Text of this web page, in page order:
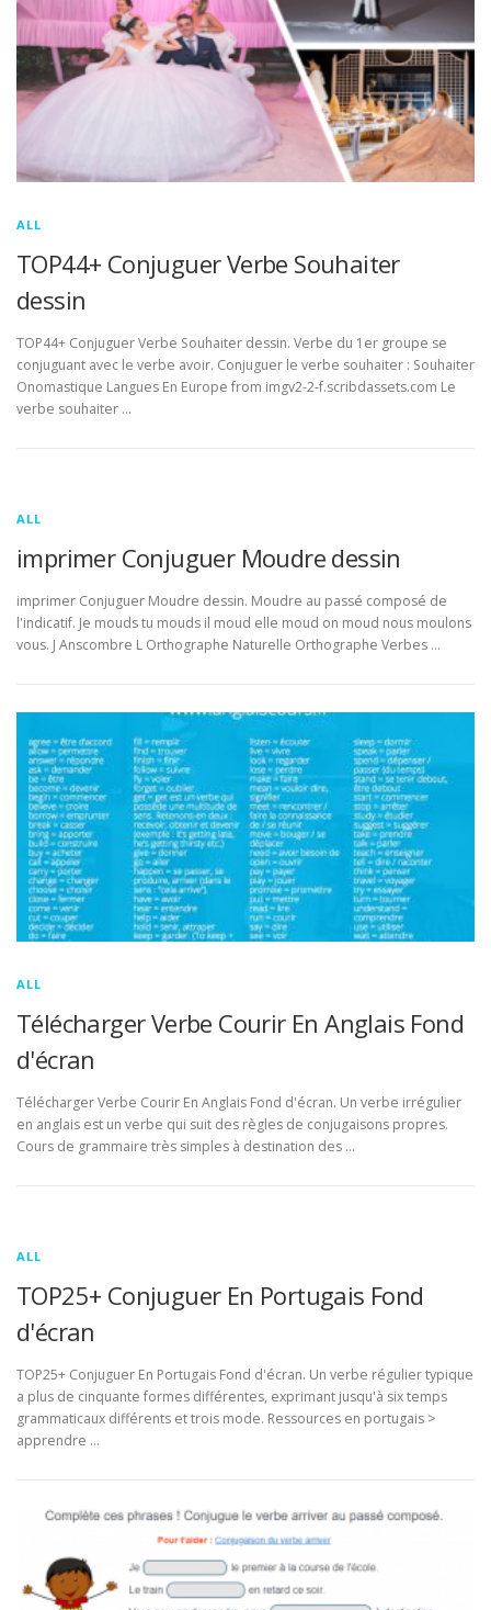
ALL
TOP44+ Conjuguer Verbe Souhaiter
dessin
TOP44+ Conjuguer Verbe Souhaiter dessin. Verbe du 1er groupe se
conjuguant avec le verbe avoir. Conjuguer le verbe souhaiter : Souhaiter
Onomastique Langues En Europe from imgv2-2-f.scribdassets.com Le
verbe souhaiter …
ALL
imprimer Conjuguer Moudre dessin
imprimer Conjuguer Moudre dessin. Moudre au passé composé de
l'indicatif. Je mouds tu mouds il moud elle moud on moud nous moulons
vous. J Anscombre L Orthographe Naturelle Orthographe Verbes …
ALL
Télécharger Verbe Courir En Anglais Fond
d'écran
Télécharger Verbe Courir En Anglais Fond d'écran. Un verbe irrégulier
en anglais est un verbe qui suit des règles de conjugaisons propres.
Cours de grammaire très simples à destination des …
ALL
TOP25+ Conjuguer En Portugais Fond
d'écran
TOP25+ Conjuguer En Portugais Fond d'écran. Un verbe régulier typique
a plus de cinquante formes différentes, exprimant jusqu'à six temps
grammaticaux différents et trois mode. Ressources en portugais >
apprendre …